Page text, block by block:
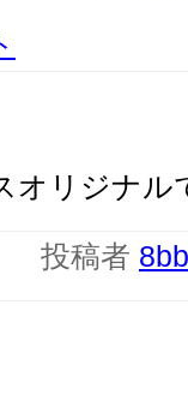
オリジナル
投稿者